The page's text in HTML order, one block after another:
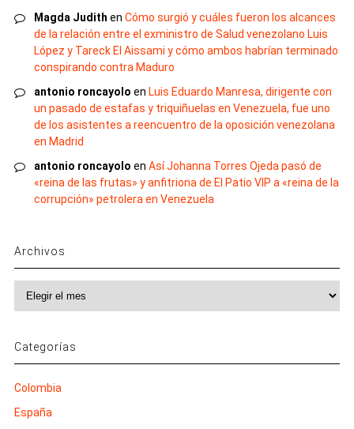
Magda Judith en Cómo surgió y cuáles fueron los alcances
de la relación entre el exministro de Salud venezolano Luis
López y Tareck El Aissami y cómo ambos habrían terminado
conspirando contra Maduro
antonio roncayolo en Luis Eduardo Manresa, dirigente con
un pasado de estafas y triquiñuelas en Venezuela, fue uno
de los asistentes a reencuentro de la oposición venezolana
en Madrid
antonio roncayolo en Así Johanna Torres Ojeda pasó de
«reina de las frutas» y anfitriona de El Patio VIP a «reina de la
corrupción» petrolera en Venezuela
Archivos
Categorías
Colombia
España